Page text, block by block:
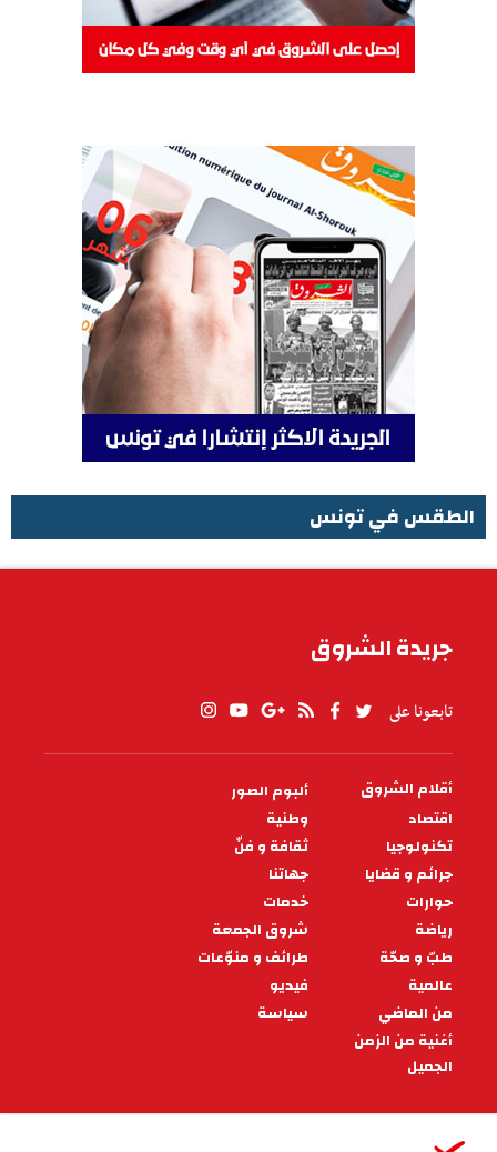
الطقس في تونس
جريدة الشروق
تابعونا على
PIED
DE
PAGE
أقلام الشروق
ألبوم الصور
اقتصاد
وطنية
تكنولوجيا
ثقافة و فنّ
جرائم و قضايا
جهاتنا
حوارات
خدمات
رياضة
شروق الجمعة
طبّ و صحّة
طرائف و منوّعات
عالمية
فيديو
من الماضي
سياسة
أغنية من الزمن
الجميل